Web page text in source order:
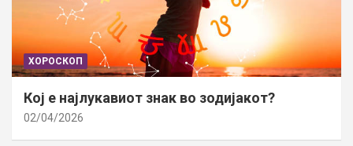
ХОРОСКОП
Кој е најлукавиот знак во зодијакот?
02/04/2026